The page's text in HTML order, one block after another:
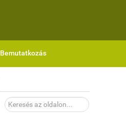
Bemutatkozás
Keresés